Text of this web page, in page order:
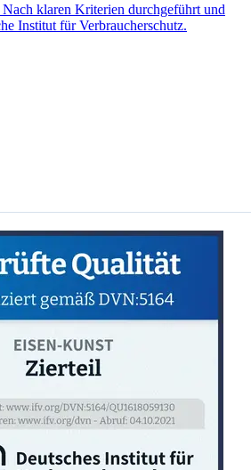
klaren Kriterien durchgeführt und
Institut für Verbraucherschutz.